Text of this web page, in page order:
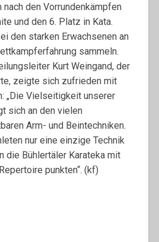
den Vorrundenkämpfen
und den 6. Platz in Kata.
den starken Erwachsenen an
sammeln.
Kurt Weingand, der
zeigte sich zufrieden mit
„Die Vielseitigkeit unserer
sich an den vielen
Arm- und Beintechniken.
nur eine einzige Technik
die Bühlertäler Karateka mit
punkten“. (kf)